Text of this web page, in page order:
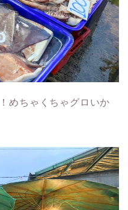
めちゃくちゃグロいか